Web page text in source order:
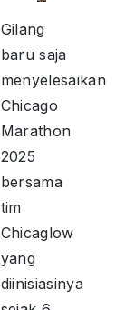
Gilang
baru saja
menyelesaikan
Chicago
Marathon
2025
bersama
tim
Chicaglow
yang
diinisiasinya